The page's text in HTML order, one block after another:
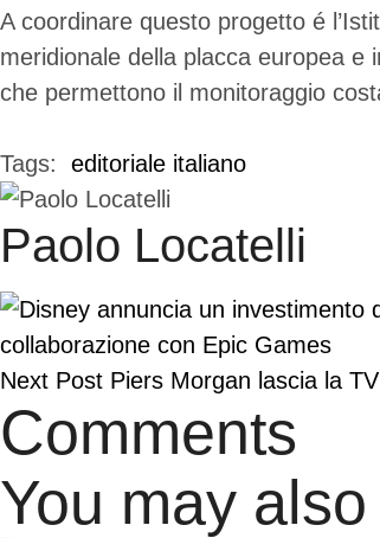
A coordinare questo progetto é
meridionale della placca europea e
che permettono il monitoraggio
Tags: editoriale italiano
Paolo Locatelli
collaborazione con Epic Games
Next Post Piers Morgan lascia la
Comments
You may